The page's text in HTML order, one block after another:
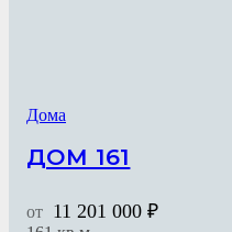
Дома
ДОМ 161
от 11 201 000₽